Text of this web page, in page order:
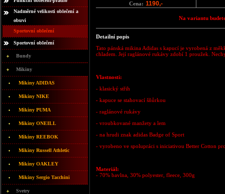
Nadměrné velikosti oblečení a
obuvi
Sportovní oblečení
Sportovní oblečení
Bundy
Mikiny
Mikiny ADIDAS
Mikiny NIKE
Mikiny PUMA
Mikiny ONEILL
Mikiny REEBOK
Mikiny Russell Athletic
Mikiny OAKLEY
Mikiny Sergio Tacchini
Svetry
Cena: 1190,-
Na variantu
Detailní popis
Tato pánská mikina Adidas s kapucí je vyrobená z
chladem. Její raglánové rukávy zdobí 1 proužek.
Vlastnosti:
- klasický střih
- kapuce se stahovací šňůrkou
- raglánové rukávy
- vroubkované manžety a lem
- na hrudi znak adidas Badge of Sport
- vyrobeno ve spolupráci s iniciativou Better Cotton
Materiál:
- 70% bavlna, 30% polyester, fleece, 300g